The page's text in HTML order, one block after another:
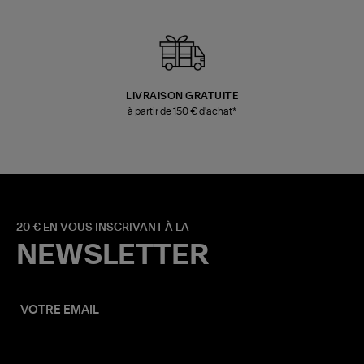
LIVRAISON GRATUITE
à partir de 150 € d'achat*
20 € EN VOUS INSCRIVANT À LA
NEWSLETTER